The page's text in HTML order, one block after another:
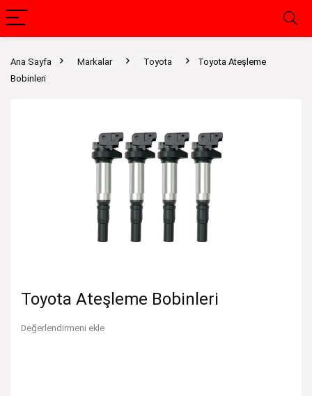
Ana Sayfa Markalar Toyota
Toyota Ateşleme
Bobinleri
Toyota Ateşleme Bobinleri
Değerlendirmeni ekle